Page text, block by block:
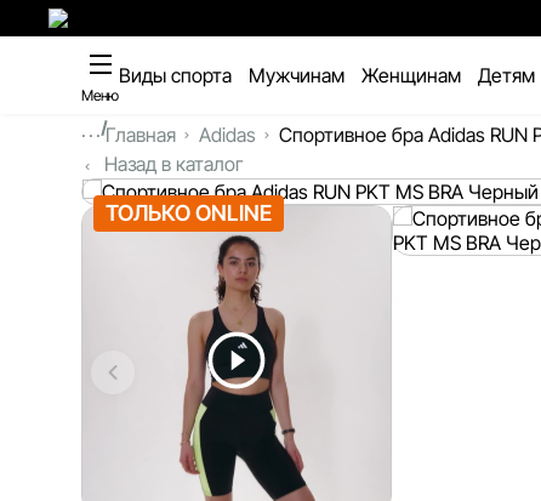
Меню
Виды спорта Мужчинам Женщинам Детям
...Главная Adidas
Спортивное бра Adidas RUN
Назад в каталог
ТОЛЬКО ONLINE